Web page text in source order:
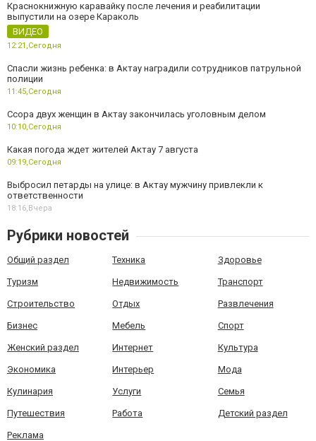
Краснокнижную каравайку после лечения и реабилитации
выпустили на озере Караколь
ВИДЕО
12:21,Сегодня
Спасли жизнь ребенка: в Актау наградили сотрудников патрульной
полиции
11:45,Сегодня
Ссора двух женщин в Актау закончилась уголовным делом
10:10,Сегодня
Какая погода ждет жителей Актау 7 августа
09:19,Сегодня
Выбросил петарды на улице: в Актау мужчину привлекли к
ответственности
18:16,Вчера
Рубрики новостей
Общий раздел Техника Здоровье
Туризм Недвижимость Транспорт
Строительство Отдых Развлечения
Бизнес Мебель Спорт
Женский раздел Интернет Культура
Экономика Интерьер Мода
Кулинария Услуги Семья
Путешествия Работа Детский раздел
Реклама